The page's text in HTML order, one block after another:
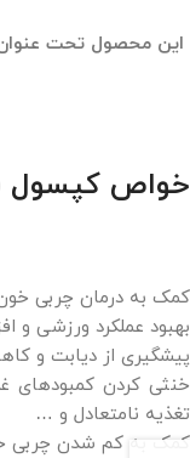
خواص کپسول
کمک به درمان چربی
بهبود عملکرد ورزشی و
پیشگیری از دیابت و
خنثی کردن کمبودهای
تغذیه نامتعادل و …
کمک به کم شدن چربی